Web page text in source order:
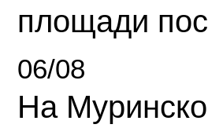
площади
06/08
На